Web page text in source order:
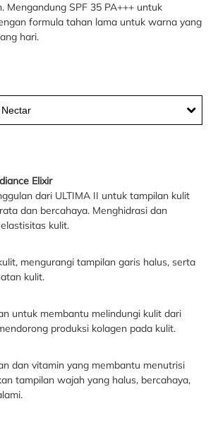
Mengandung SPF 35 PA+++ untuk
formula tahan lama untuk warna yang
hari.
Elixir
dari ULTIMA II untuk tampilan kulit
dan bercahaya. Menghidrasi dan
kulit.
mengurangi tampilan garis halus, serta
kulit.
untuk membantu melindungi kulit dari
produksi kolagen pada kulit.
dan vitamin yang membantu menutrisi
tampilan wajah yang halus, bercahaya,